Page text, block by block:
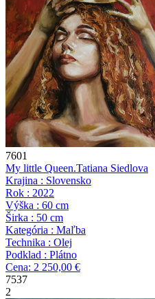
7601
My little Queen.Tatiana Siedlova
Krajina : Slovensko
Rok : 2022
Výška : 60 cm
Širka : 50 cm
Kategória : Maľba
Technika : Olej
Podklad : Plátno
Cena: 2 250,00 €
7537
2